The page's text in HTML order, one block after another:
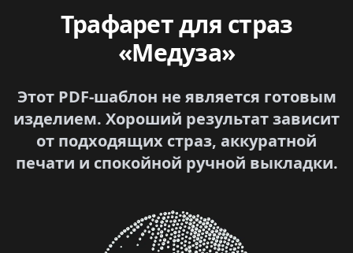
Трафарет для страз
«Медуза»
Этот PDF-шаблон не является готовым
изделием. Хороший результат зависит
от подходящих страз, аккуратной
печати и спокойной ручной выкладки.